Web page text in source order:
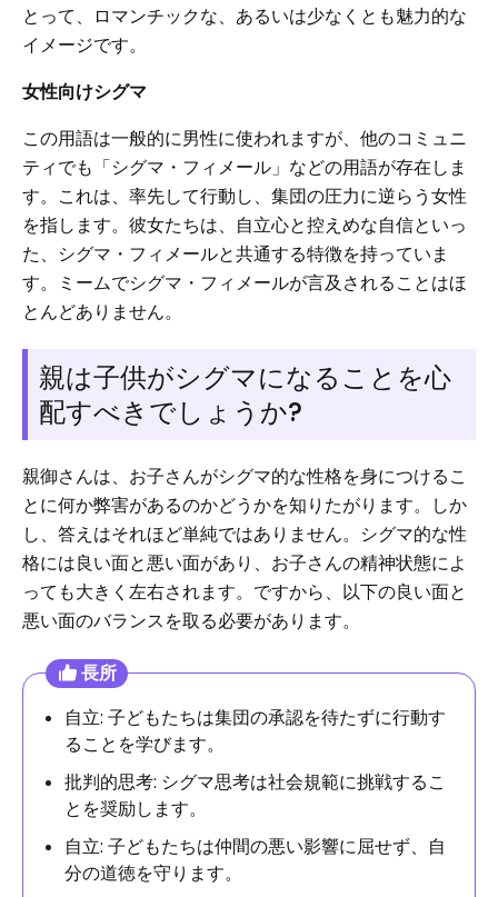
とって、ロマンチックな、あるいは少なくとも魅力的な
イメージです。
女性向けシグマ
この用語は一般的に男性に使われますが、他のコミュニ
ティでも「シグマ・フィメール」などの用語が存在しま
す。これは、率先して行動し、集団の圧力に逆らう女性
を指します。彼女たちは、自立心と控えめな自信といっ
た、シグマ・フィメールと共通する特徴を持っていま
す。ミームでシグマ・フィメールが言及されることはほ
とんどありません。
親は子供がシグマになることを心
配すべきでしょうか?
親御さんは、お子さんがシグマ的な性格を身につけるこ
とに何か弊害があるのか​​どうかを知りたがります。しか
し、答えはそれほど単純ではありません。シグマ的な性
格には良い面と悪い面があり、お子さんの精神状態によ
っても大きく左右されます。ですから、以下の良い面と
悪い面のバランスを取る必要があります。
長所
自立: 子どもたちは集団の承認を待たずに行動す
ることを学びます。
批判的思考: シグマ思考は社会規範に挑戦するこ
とを奨励します。
自立: 子どもたちは仲間の悪い影響に屈せず、自
分の道徳を守ります。